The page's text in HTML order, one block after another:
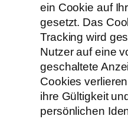
ein Cookie auf
gesetzt. Das
Tracking wird
Nutzer auf eine
geschaltete
Cookies
ihre Gültigkeit
persönlichen